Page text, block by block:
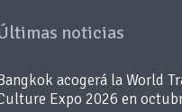
noticias
acogerá la World
Expo 2026 en